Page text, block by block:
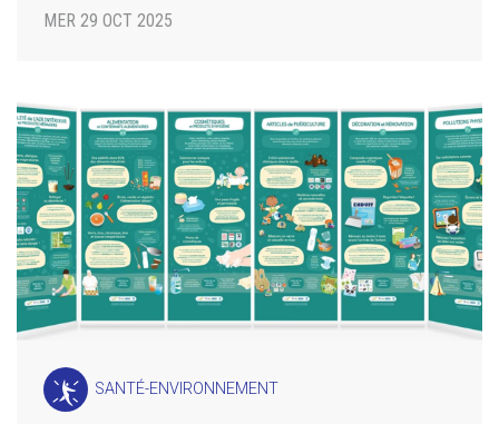
MER 29 OCT 2025
SANTÉ-ENVIRONNEMENT